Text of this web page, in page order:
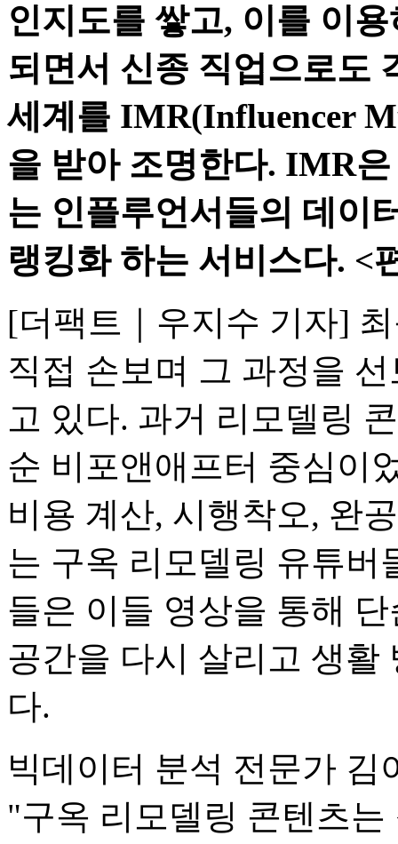
인지도를 쌓고, 이를 이
되면서 신종 직업으로도
세계를 IMR(Influencer
을 받아 조명한다. IMR
는 인플루언서들의 데이
랭킹화 하는 서비스다. <
[더팩트｜우지수 기자]
직접 손보며 그 과정을
고 있다. 과거 리모델링
순 비포앤애프터 중심이
비용 계산, 시행착오, 완
는 구옥 리모델링 유튜버
들은 이들 영상을 통해
공간을 다시 살리고 생활
다.
빅데이터 분석 전문가
"구옥 리모델링 콘텐츠